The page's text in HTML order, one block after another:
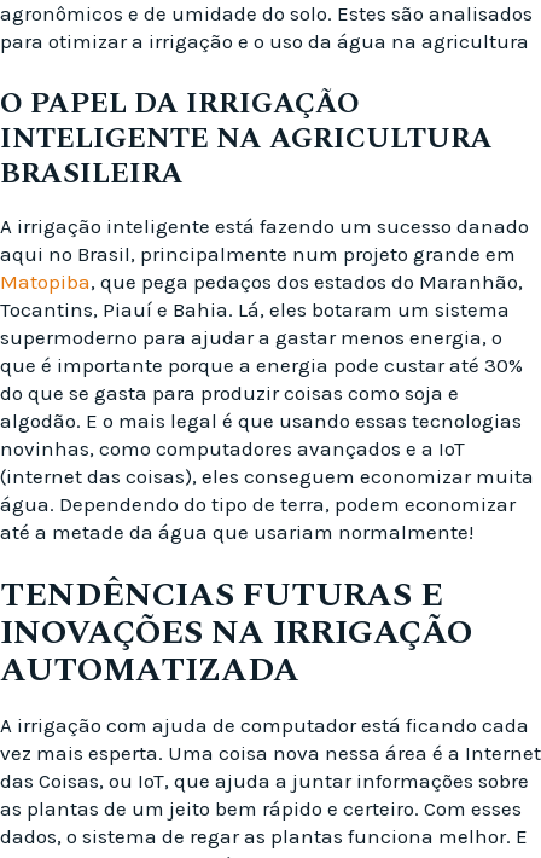
agronômicos e de umidade do solo. Estes são analisados
para otimizar a irrigação e o uso da água na agricultura
O PAPEL DA IRRIGAÇÃO
INTELIGENTE NA AGRICULTURA
BRASILEIRA
A irrigação inteligente está fazendo um sucesso danado
aqui no Brasil, principalmente num projeto grande em
Matopiba, que pega pedaços dos estados do Maranhão,
Tocantins, Piauí e Bahia. Lá, eles botaram um sistema
supermoderno para ajudar a gastar menos energia, o
que é importante porque a energia pode custar até 30%
do que se gasta para produzir coisas como soja e
algodão. E o mais legal é que usando essas tecnologias
novinhas, como computadores avançados e a IoT
(internet das coisas), eles conseguem economizar muita
água. Dependendo do tipo de terra, podem economizar
até a metade da água que usariam normalmente!
TENDÊNCIAS FUTURAS E
INOVAÇÕES NA IRRIGAÇÃO
AUTOMATIZADA
A irrigação com ajuda de computador está ficando cada
vez mais esperta. Uma coisa nova nessa área é a Internet
das Coisas, ou IoT, que ajuda a juntar informações sobre
as plantas de um jeito bem rápido e certeiro. Com esses
dados, o sistema de regar as plantas funciona melhor. E